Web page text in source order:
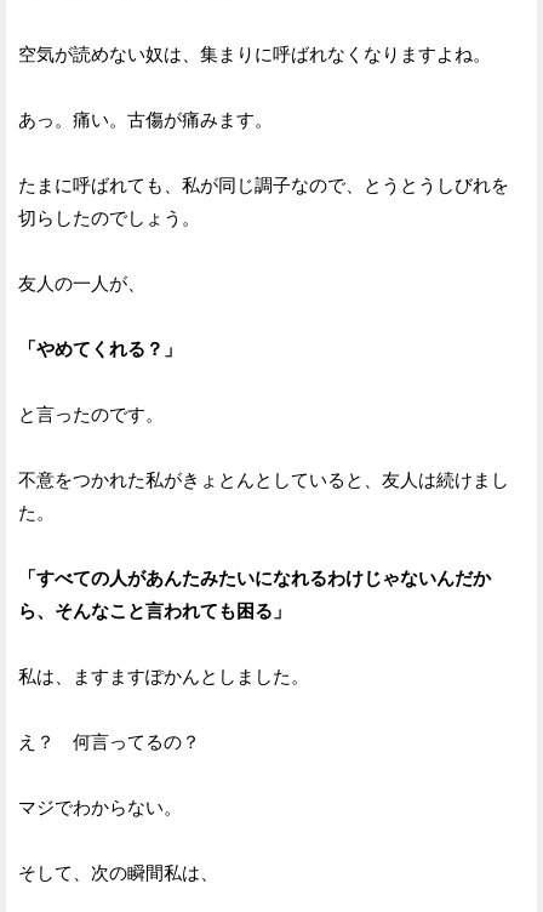
空気が読めない奴は、集まりに呼ばれなくなりますよね。
あっ。痛い。古傷が痛みます。
たまに呼ばれても、私が同じ調子なので、とうとうしびれを
切らしたのでしょう。
友人の一人が、
「やめてくれる？」
と言ったのです。
不意をつかれた私がきょとんとしていると、友人は続けまし
た。
「すべての人があんたみたいになれるわけじゃないんだか
ら、そんなこと言われても困る」
私は、ますますぽかんとしました。
え？ 何言ってるの？
マジでわからない。
そして、次の瞬間私は、